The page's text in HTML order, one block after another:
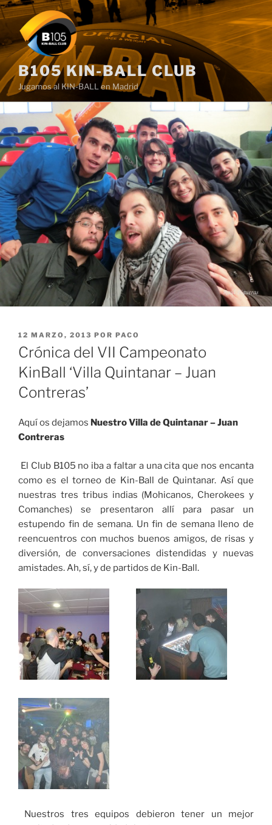
Saltar
al
contenido
B105 KIN-BALL CLUB
Jugamos al KIN-BALL en Madrid
PUBLICADO
EL
12 MARZO, 2013 POR PACO
Crónica del VII Campeonato
KinBall ‘Villa Quintanar – Juan
Contreras’
Aquí os dejamos Nuestro Villa de Quintanar – Juan
Contreras
El Club B105 no iba a faltar a una cita que nos encanta
como es el torneo de Kin-Ball de Quintanar. Así que
nuestras tres tribus indias (Mohicanos, Cherokees y
Comanches) se presentaron allí para pasar un
estupendo fin de semana. Un fin de semana lleno de
reencuentros con muchos buenos amigos, de risas y
diversión, de conversaciones distendidas y nuevas
amistades. Ah, sí, y de partidos de Kin-Ball.
Nuestros tres equipos debieron tener un mejor